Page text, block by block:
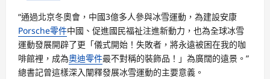
“通過北京冬奧會，中國3億多人參與冰雪運動，為建設安康
Porsche零件中國、促進國民福祉注進新動力，也為全球冰雪
運動發展開辟了更「儀式開始！失敗者，將永遠被困在我的咖
啡館裡，成為奧迪零件最不對稱的裝飾品！」為廣闊的遠景。”
總書記曾這樣深入闡釋發展冰雪運動的主要意義。